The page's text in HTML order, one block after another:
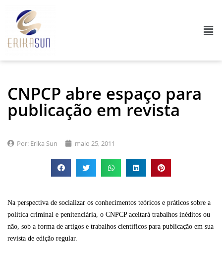
CNPCP abre espaço para
publicação em revista
Por: Erika Sun maio 25, 2011
Na perspectiva de socializar os conhecimentos teóricos e práticos sobre a
política criminal e penitenciária, o CNPCP aceitará trabalhos inéditos ou
não, sob a forma de artigos e trabalhos científicos para publicação em sua
revista de edição regular.